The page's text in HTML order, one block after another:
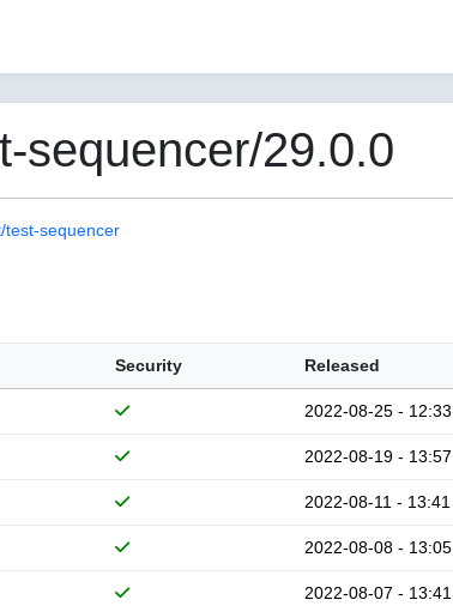
sequencer/29.0.0
test-sequencer
Security Released
2022-08-25 - 12:33
2022-08-19 - 13:57
2022-08-11 - 13:41
2022-08-08 - 13:05
2022-08-07 - 13:41